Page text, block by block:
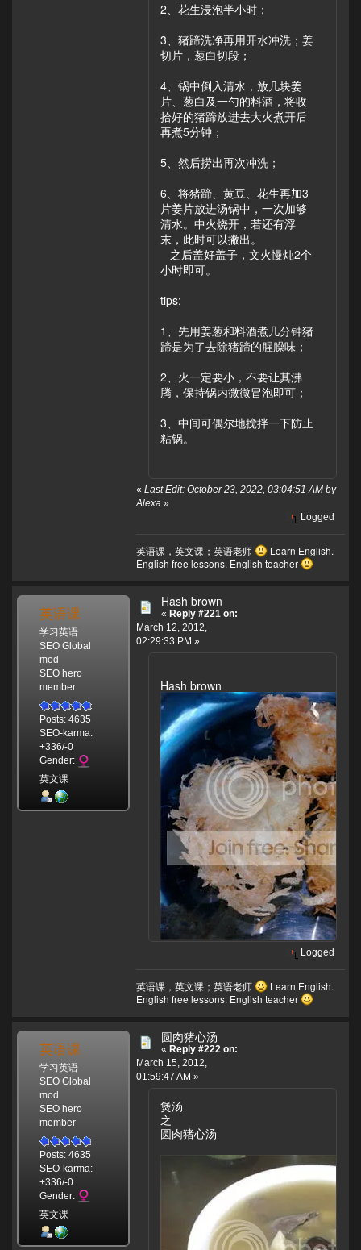
2、花生浸泡半小时；
3、猪蹄洗净再用开水冲洗；姜
切片，葱白切段；
4、锅中倒入清水，放几块姜
片、葱白及一勺的料酒，将收
拾好的猪蹄放进去大火煮开后
再煮5分钟；
5、然后捞出再次冲洗；
6、将猪蹄、黄豆、花生再加3
片姜片放进汤锅中，一次加够
清水。中火烧开，若还有浮
末，此时可以撇出。
之后盖好盖子，文火慢炖2个
小时即可。
tips:
1、先用姜葱和料酒煮几分钟猪
蹄是为了去除猪蹄的腥臊味；
2、火一定要小，不要让其沸
腾，保持锅内微微冒泡即可；
3、中间可偶尔地搅拌一下防止
粘锅。
« Last Edit: October 23, 2022, 03:04:51 AM by
Alexa »
Logged
英语课，英文课；英语老师
Learn English.
English free lessons. English teacher
英语课
学习英语
SEO Global
mod
SEO hero
member
Posts: 4635
SEO-karma:
+336/-0
Gender:
英文课
Hash brown
« Reply #221 on:
March 12, 2012,
02:29:33 PM »
Hash brown
Logged
英语课，英文课；英语老师
Learn English.
English free lessons. English teacher
英语课
学习英语
SEO Global
mod
SEO hero
member
Posts: 4635
SEO-karma:
+336/-0
Gender:
英文课
圆肉猪心汤
« Reply #222 on:
March 15, 2012,
01:59:47 AM »
煲汤
之
圆肉猪心汤